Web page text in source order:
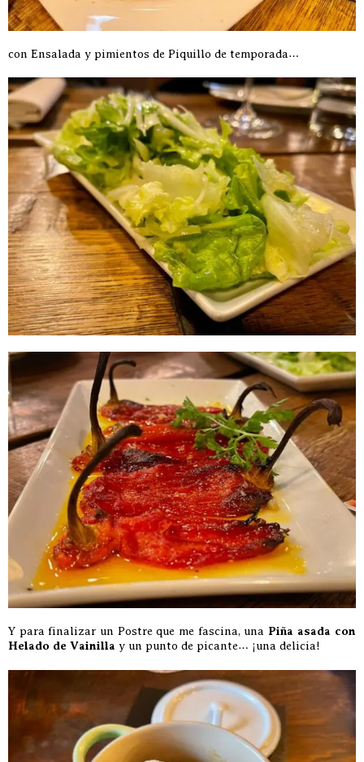
con Ensalada y pimientos de Piquillo de temporada…
Y para finalizar un Postre que me fascina, una Piña asada con
Helado de Vainilla y un punto de picante… ¡una delicia!